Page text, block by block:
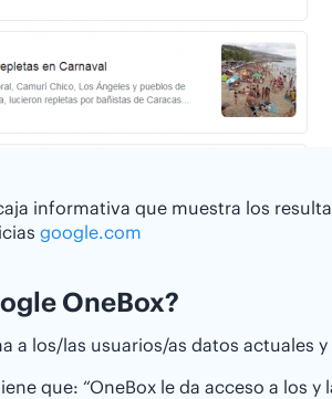
informativa que muestra los
google.com
OneBox?
a los/las usuarios/as datos actuales
que: “OneBox le da acceso a los